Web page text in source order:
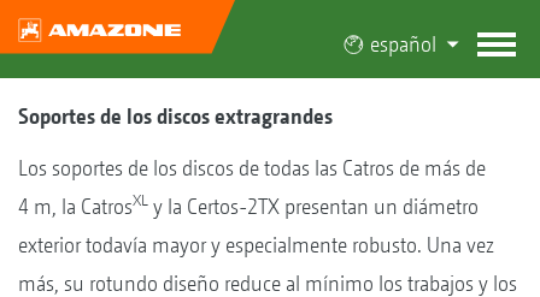
español
Soportes de los discos extragrandes
Los soportes de los discos de todas las Catros de más de
4 m, la CatrosXL y la Certos-2TX presentan un diámetro
exterior todavía mayor y especialmente robusto. Una vez
más, su rotundo diseño reduce al mínimo los trabajos y los